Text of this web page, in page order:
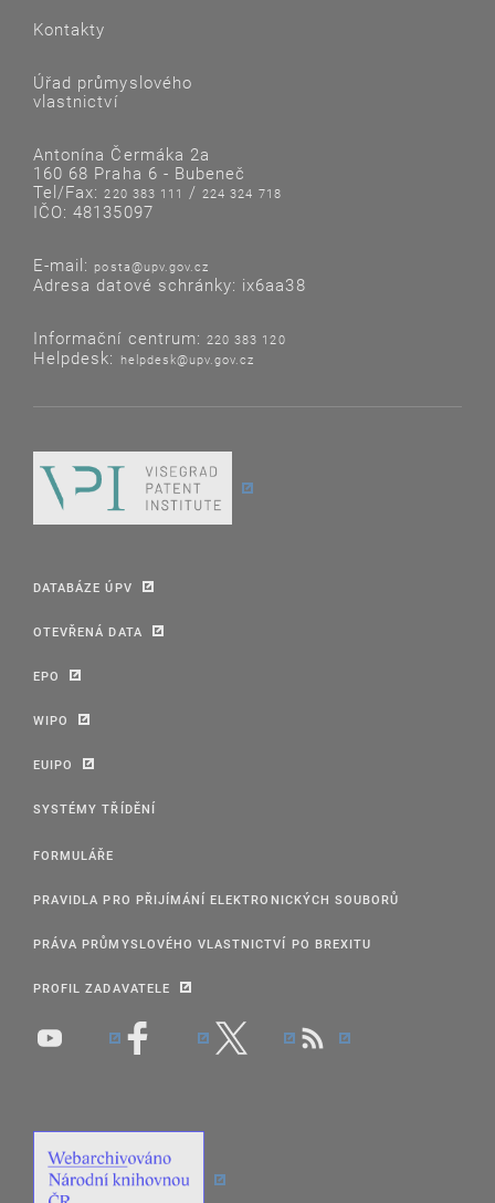
Kontakty
Úřad průmyslového
vlastnictví
Antonína Čermáka 2a
160 68 Praha 6 - Bubeneč
Tel/Fax:220 383 111 /224 324 718
IČO: 48135097
E-mail: posta@upv.gov.cz
Adresa datové schránky: ix6aa38
Informační centrum: 220 383 120
Helpdesk: helpdesk@upv.gov.cz
DATABÁZE ÚPV
OTEVŘENÁ DATA
EPO
WIPO
EUIPO
SYSTÉMY TŘÍDĚNÍ
FORMULÁŘE
PRAVIDLA PRO PŘIJÍMÁNÍ ELEKTRONICKÝCH SOUBORŮ
PRÁVA PRŮMYSLOVÉHO VLASTNICTVÍ PO BREXITU
PROFIL ZADAVATELE